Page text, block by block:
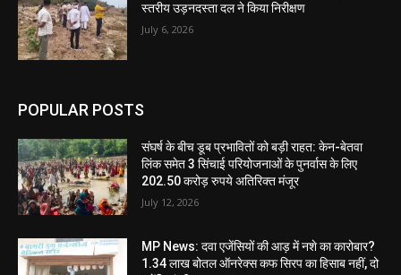
स्तरीय उड़नदस्ता दल ने किया निरीक्षण
July 6, 2026
POPULAR POSTS
संघर्ष के बीच डूब प्रभावितों को बड़ी राहत: केन-बेतवा
लिंक समेत 3 सिंचाई परियोजनाओं के पुनर्वास के लिए
202.50 करोड़ रुपये अतिरिक्त मंजूर
July 12, 2026
MP News: दवा एजेंसियों की आड़ में नशे का कारोबार?
1.34 लाख बोतल ऑनरेक्स कफ सिरप का हिसाब नहीं, दो